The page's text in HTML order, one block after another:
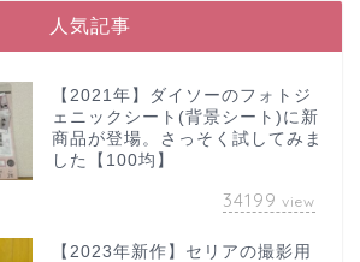
人気記事
【2021年】ダイソーのフォトジ
ェニックシート(背景シート)に新
商品が登場。さっそく試してみま
した【100均】
34199 view
【2023年新作】セリアの撮影用